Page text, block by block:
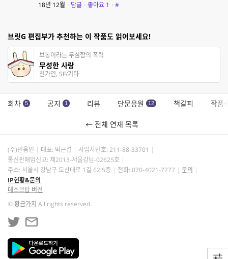
18년 12월 · 답글 · 좋아요 1 · #
브릿G 편집부가 추천하는 이 작품도 읽어보세요!
보통이라는 무심함의 폭력
무성한 사랑
천가연, SF/기타
회차 5 공지 1 리뷰 단문응원 12 책갈피 작품
← 전체 연재 목록
(주)민음인 대표: 박근섭 사업자번호: 211-88-33701
통신판매업신고: 제2013-서울강남-02625호
주소: 서울시 강남구 도산대로 1길 62 5층
전화: 070-4021-7777
문의
IP현황&문의
데스크탑 버전
©황금가지 All rights reserved.